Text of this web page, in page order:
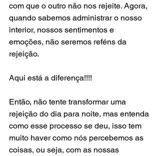
com que o outro não nos rejeite. Agora,
quando sabemos administrar o nosso
interior, nossos sentimentos e
emoções, não seremos reféns da
rejeição.
Aqui está a diferença!!!!
Então, não tente transformar uma
rejeição do dia para noite, mas entenda
como esse processo se deu, isso tem
muito haver como nós percebemos as
coisas, ou seja, com as nossas